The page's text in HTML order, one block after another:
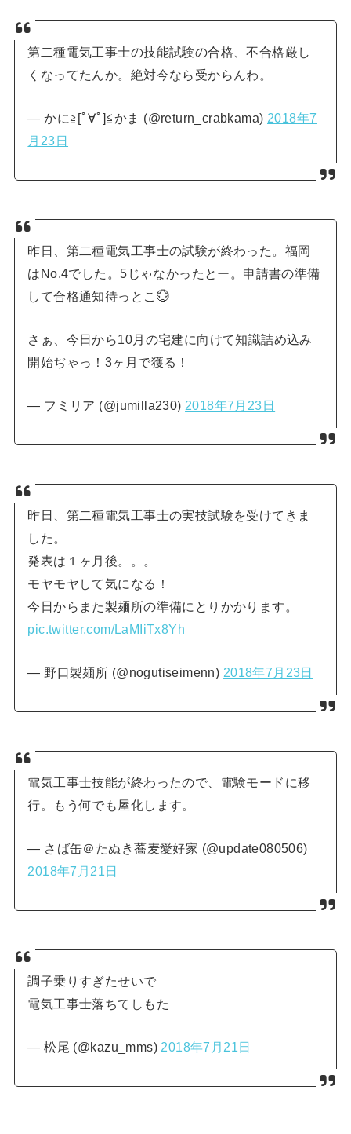
第二種電気工事士の技能試験の合格、不合格厳し
くなってたんか。絶対今なら受からんわ。
— かに≧[ﾟ∀ﾟ]≦かま (@return_crabkama) 2018年7
月23日
昨日、第二種電気工事士の試験が終わった。福岡
はNo.4でした。5じゃなかったとー。申請書の準備
して合格通知待っとこ💮
さぁ、今日から10月の宅建に向けて知識詰め込み
開始ぢゃっ！3ヶ月で獲る！
— フミリア (@jumilla230) 2018年7月23日
昨日、第二種電気工事士の実技試験を受けてきま
した。
発表は１ヶ月後。。。
モヤモヤして気になる！
今日からまた製麺所の準備にとりかかります。
pic.twitter.com/LaMIiTx8Yh
— 野口製麺所 (@nogutiseimenn) 2018年7月23日
電気工事士技能が終わったので、電験モードに移
行。もう何でも屋化します。
— さば缶＠たぬき蕎麦愛好家 (@update080506)
2018年7月21日
調子乗りすぎたせいで
電気工事士落ちてしもた
— 松尾 (@kazu_mms)2018年7月21日